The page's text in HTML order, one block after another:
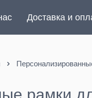
Доставка и